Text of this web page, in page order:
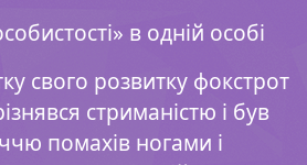
в одній особі
свого розвитку фокстрот
стриманістю і був
помахів ногами і